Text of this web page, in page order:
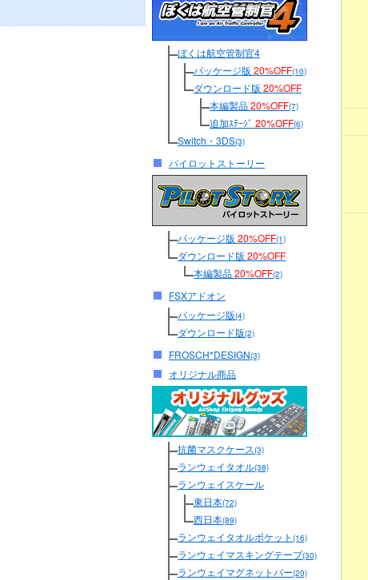
ぼくは航空管制官4
パッケージ版 20%OFF(10)
ダウンロード版 20%OFF
本編製品20%OFF(7)
追加ｽﾃｰｼﾞ 20%OFF(6)
Switch・3DS(3)
パイロットストーリー
パッケージ版 20%OFF(1)
ダウンロード版 20%OFF
本編製品20%OFF(2)
FSXアドオン
パッケージ版(4)
ダウンロード版(2)
FROSCH*DESIGN(3)
オリジナル商品
抗菌マスクケース(3)
ランウェイタオル(38)
ランウェイスケール
東日本(72)
西日本(89)
ランウェイタオルポケット (16)
ランウェイマスキングテープ(30)
ランウェイマグネットバー(20)